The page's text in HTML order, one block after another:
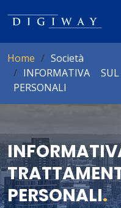
Home
Società
INFORMATIVA
PERSONALI
PERSONALI.